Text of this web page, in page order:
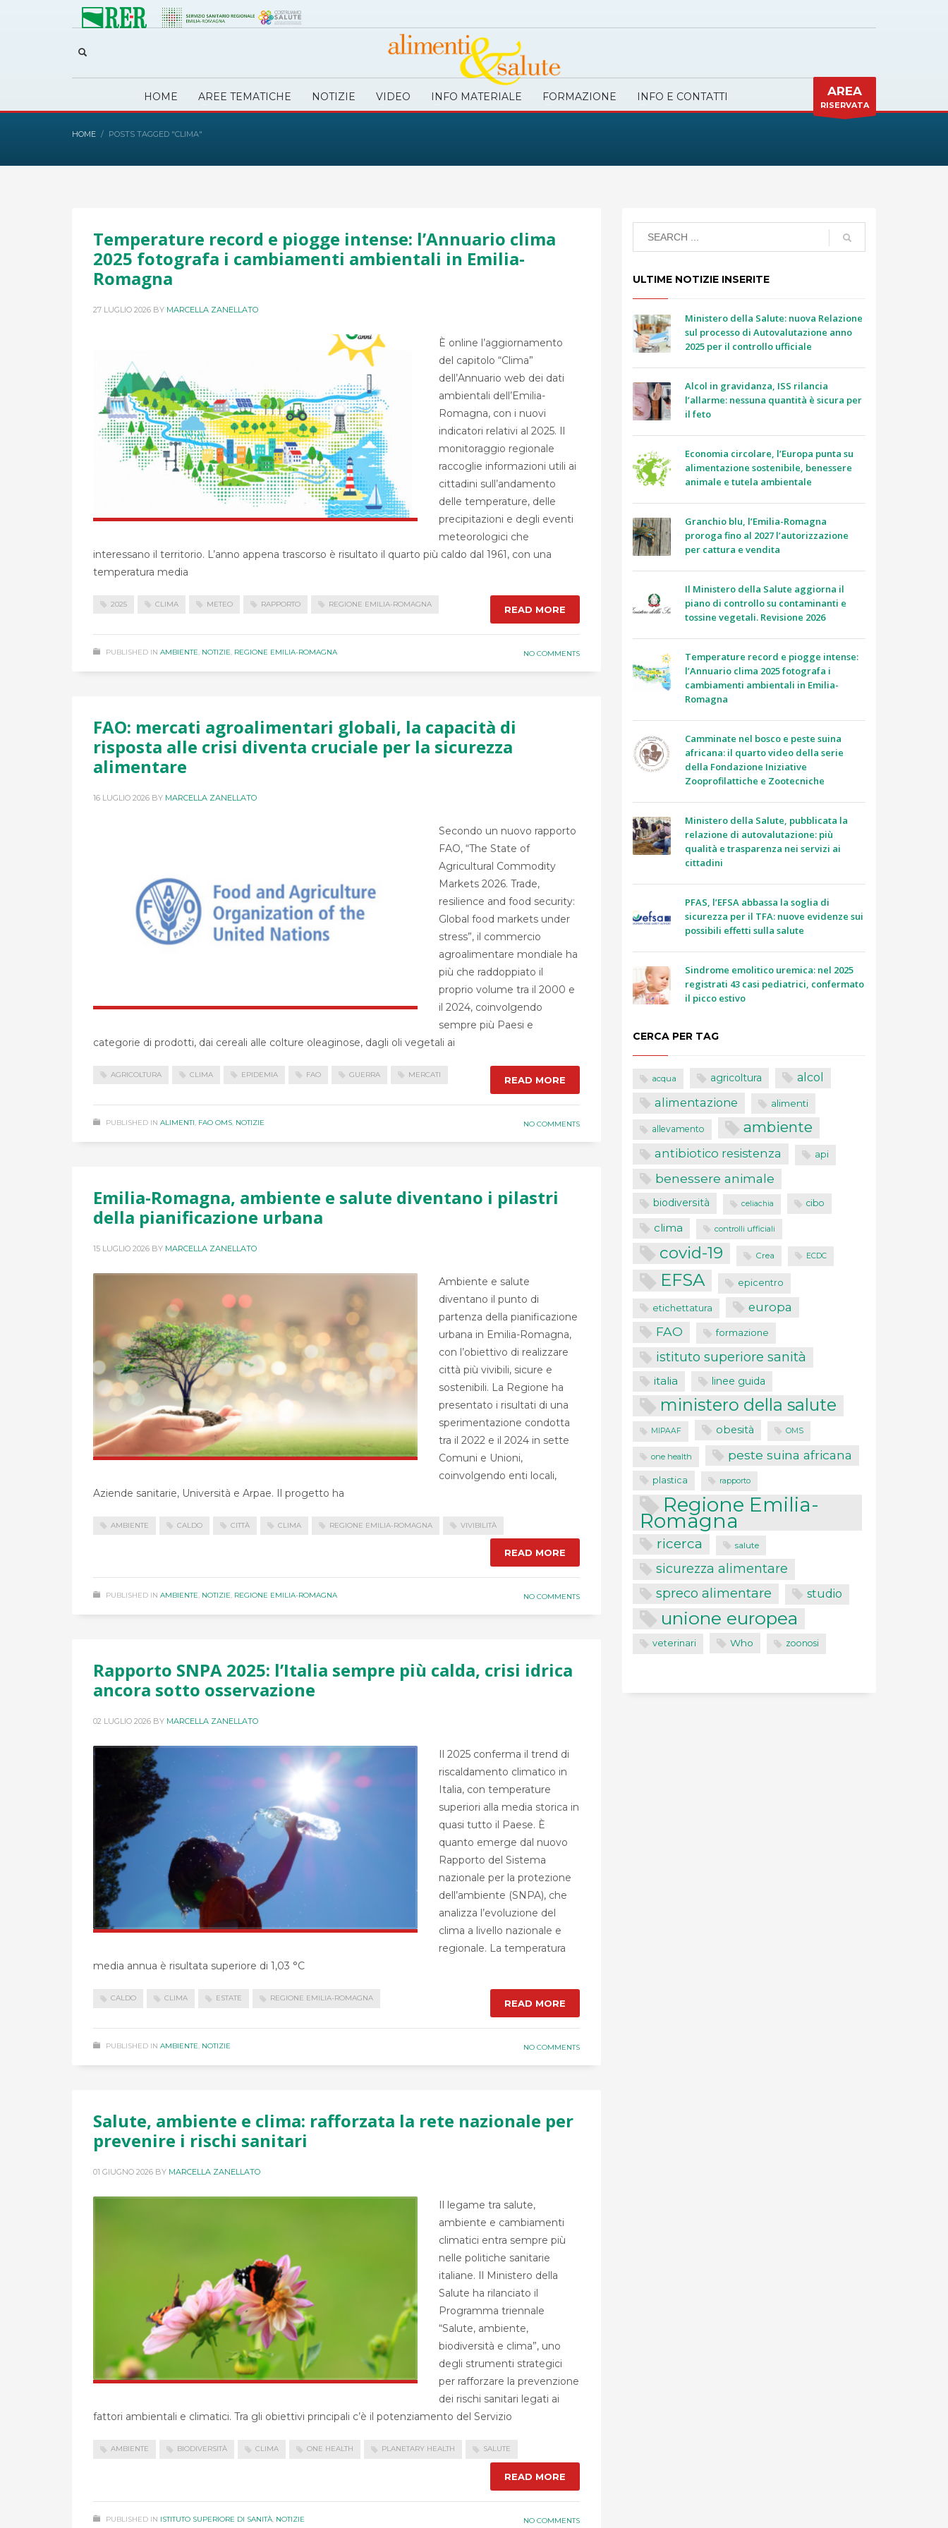
HOME AREE TEMATICHE NOTIZIE VIDEO INFO MATERIALE FORMAZIONE INFO E CONTATTI AREA
RISERVATA
HOME POSTS TAGGED "CLIMA"
Temperature record e piogge intense: l’Annuario clima
2025 fotografa i cambiamenti ambientali in Emilia-
Romagna
27 LUGLIO 2026 BY MARCELLA ZANELLATO
È online l’aggiornamento
del capitolo “Clima”
dell’Annuario web dei dati
ambientali dell’Emilia-
Romagna, con i nuovi
indicatori relativi al 2025. Il
monitoraggio regionale
raccoglie informazioni utili ai
cittadini sull’andamento
delle temperature, delle
precipitazioni e degli eventi
meteorologici che
interessano il territorio. L’anno appena trascorso è risultato il quarto più caldo dal 1961, con una
temperatura media
2025 CLIMA METEO RAPPORTO REGIONE EMILIA-ROMAGNA READ MORE
PUBLISHED IN AMBIENTE, NOTIZIE, REGIONE EMILIA-ROMAGNA NO COMMENTS
FAO: mercati agroalimentari globali, la capacità di
risposta alle crisi diventa cruciale per la sicurezza
alimentare
16 LUGLIO 2026 BY MARCELLA ZANELLATO
Secondo un nuovo rapporto
FAO, “The State of
Agricultural Commodity
Markets 2026. Trade,
resilience and food security:
Global food markets under
stress”, il commercio
agroalimentare mondiale ha
più che raddoppiato il
proprio volume tra il 2000 e
il 2024, coinvolgendo
sempre più Paesi e
categorie di prodotti, dai cereali alle colture oleaginose, dagli oli vegetali ai
AGRICOLTURA CLIMA EPIDEMIA FAO GUERRA MERCATI READ MORE
PUBLISHED IN ALIMENTI, FAO OMS, NOTIZIE NO COMMENTS
Emilia-Romagna, ambiente e salute diventano i pilastri
della pianificazione urbana
15 LUGLIO 2026 BY MARCELLA ZANELLATO
Ambiente e salute
diventano il punto di
partenza della pianificazione
urbana in Emilia-Romagna,
con l’obiettivo di realizzare
città più vivibili, sicure e
sostenibili. La Regione ha
presentato i risultati di una
sperimentazione condotta
tra il 2022 e il 2024 in sette
Comuni e Unioni,
coinvolgendo enti locali,
Aziende sanitarie, Università e Arpae. Il progetto ha
AMBIENTE CALDO CITTÀ CLIMA REGIONE EMILIA-ROMAGNA VIVIBILITÀ
READ MORE
PUBLISHED IN AMBIENTE, NOTIZIE, REGIONE EMILIA-ROMAGNA NO COMMENTS
Rapporto SNPA 2025: l’Italia sempre più calda, crisi idrica
ancora sotto osservazione
02 LUGLIO 2026 BY MARCELLA ZANELLATO
Il 2025 conferma il trend di
riscaldamento climatico in
Italia, con temperature
superiori alla media storica in
quasi tutto il Paese. È
quanto emerge dal nuovo
Rapporto del Sistema
nazionale per la protezione
dell’ambiente (SNPA), che
analizza l’evoluzione del
clima a livello nazionale e
regionale. La temperatura
media annua è risultata superiore di 1,03 °C
CALDO CLIMA ESTATE REGIONE EMILIA-ROMAGNA READ MORE
PUBLISHED IN AMBIENTE, NOTIZIE NO COMMENTS
Salute, ambiente e clima: rafforzata la rete nazionale per
prevenire i rischi sanitari
01 GIUGNO 2026 BY MARCELLA ZANELLATO
Il legame tra salute,
ambiente e cambiamenti
climatici entra sempre più
nelle politiche sanitarie
italiane. Il Ministero della
Salute ha rilanciato il
Programma triennale
“Salute, ambiente,
biodiversità e clima”, uno
degli strumenti strategici
per rafforzare la prevenzione
dei rischi sanitari legati ai
fattori ambientali e climatici. Tra gli obiettivi principali c’è il potenziamento del Servizio
AMBIENTE BIODIVERSITÀ CLIMA ONE HEALTH PLANETARY HEALTH SALUTE
READ MORE
PUBLISHED IN ISTITUTO SUPERIORE DI SANITÀ, NOTIZIE NO COMMENTS
ULTIME NOTIZIE INSERITE
Ministero della Salute: nuova Relazione
sul processo di Autovalutazione anno
2025 per il controllo ufficiale
Alcol in gravidanza, ISS rilancia
l’allarme: nessuna quantità è sicura per
il feto
Economia circolare, l’Europa punta su
alimentazione sostenibile, benessere
animale e tutela ambientale
Granchio blu, l’Emilia-Romagna
proroga fino al 2027 l’autorizzazione
per cattura e vendita
Il Ministero della Salute aggiorna il
piano di controllo su contaminanti e
tossine vegetali. Revisione 2026
Temperature record e piogge intense:
l’Annuario clima 2025 fotografa i
cambiamenti ambientali in Emilia-
Romagna
Camminate nel bosco e peste suina
africana: il quarto video della serie
della Fondazione Iniziative
Zooprofilattiche e Zootecniche
Ministero della Salute, pubblicata la
relazione di autovalutazione: più
qualità e trasparenza nei servizi ai
cittadini
PFAS, l’EFSA abbassa la soglia di
sicurezza per il TFA: nuove evidenze sui
possibili effetti sulla salute
Sindrome emolitico uremica: nel 2025
registrati 43 casi pediatrici, confermato
il picco estivo
CERCA PER TAG
acqua agricoltura alcol
alimentazione alimenti
allevamento ambiente
antibiotico resistenza api
benessere animale
biodiversità celiachia cibo
clima controlli ufficiali
covid-19 Crea ECDC
EFSA epicentro
etichettatura europa
FAO formazione
istituto superiore sanità
italia linee guida
ministero della salute
MIPAAF obesità OMS
one health peste suina africana
plastica rapporto
Regione Emilia-
Romagna
ricerca salute
sicurezza alimentare
spreco alimentare studio
unione europea
veterinari Who zoonosi